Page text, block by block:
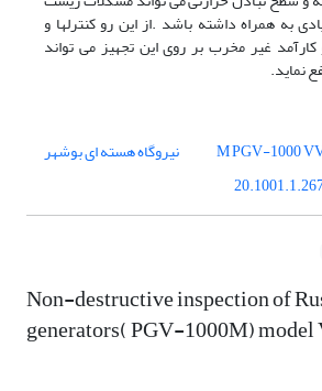
به همراه داشته باشد .از این رو کنترلها و
غیر مخرب بر روی این تجهیز می تواند
نماید.
M PGV-1000
نیروگاه هسته ای بوشهر
Non-destructive inspection of
generators( PGV-1000M)